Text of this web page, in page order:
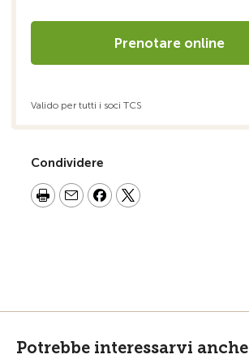
Prenotare online
Valido per tutti i soci TCS
Condividere
Potrebbe interessarvi anche